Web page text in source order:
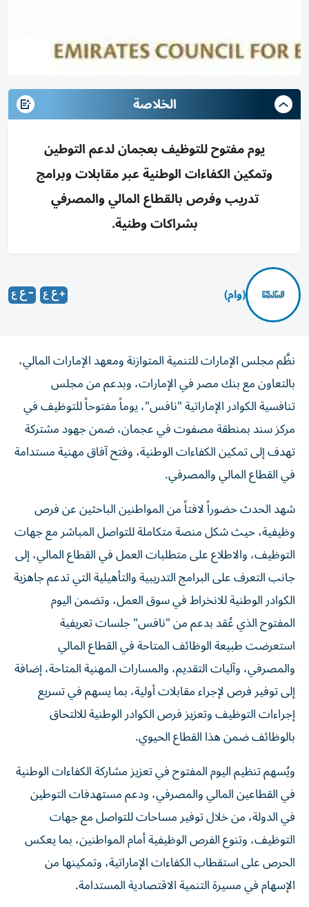
الخلاصة
يوم مفتوح للتوظيف بعجمان لدعم التوطين
وتمكين الكفاءات الوطنية عبر مقابلات وبرامج
تدريب وفرص بالقطاع المالي والمصرفي
بشراكات وطنية.
(وام)
نظَّم مجلس الإمارات للتنمية المتوازنة ومعهد الإمارات المالي،
بالتعاون مع بنك مصر في الإمارات، وبدعم من مجلس
تنافسية الكوادر الإماراتية "نافس"، يوماً مفتوحاً للتوظيف في
مركز سند بمنطقة مصفوت في عجمان، ضمن جهود مشتركة
تهدف إلى تمكين الكفاءات الوطنية، وفتح آفاق مهنية مستدامة
في القطاع المالي والمصرفي.
شهد الحدث حضوراً لافتاً من المواطنين الباحثين عن فرص
وظيفية، حيث شكل منصة متكاملة للتواصل المباشر مع جهات
التوظيف، والاطلاع على متطلبات العمل في القطاع المالي، إلى
جانب التعرف على البرامج التدريبية والتأهيلية التي تدعم جاهزية
الكوادر الوطنية للانخراط في سوق العمل، وتضمن اليوم
المفتوح الذي عُقد بدعم من "نافس" جلسات تعريفية
استعرضت طبيعة الوظائف المتاحة في القطاع المالي
والمصرفي، وآليات التقديم، والمسارات المهنية المتاحة، إضافة
إلى توفير فرص لإجراء مقابلات أولية، بما يسهم في تسريع
إجراءات التوظيف وتعزيز فرص الكوادر الوطنية للالتحاق
بالوظائف ضمن هذا القطاع الحيوي.
ويُسهم تنظيم اليوم المفتوح في تعزيز مشاركة الكفاءات الوطنية
في القطاعين المالي والمصرفي، ودعم مستهدفات التوطين
في الدولة، من خلال توفير مساحات للتواصل مع جهات
التوظيف، وتنوع الفرص الوظيفية أمام المواطنين، بما يعكس
الحرص على استقطاب الكفاءات الإماراتية، وتمكينها من
الإسهام في مسيرة التنمية الاقتصادية المستدامة.